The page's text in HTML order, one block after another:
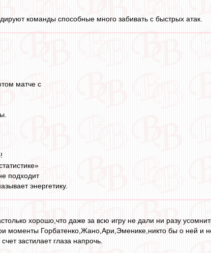
команды способные много забивать с быстрых атак.
матче с
подходит
энергетику.
хорошо,что даже за всю игру не дали ни разу
моменты Горбатенко,Жано,Ари,Эменике,никто бы о ней и
застилает глаза напрочь.